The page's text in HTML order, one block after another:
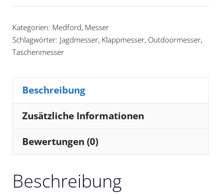
Kategorien: Medford, Messer
Schlagwörter: Jagdmesser, Klappmesser, Outdoormesser,
Taschenmesser
Beschreibung
Zusätzliche Informationen
Bewertungen (0)
Beschreibung